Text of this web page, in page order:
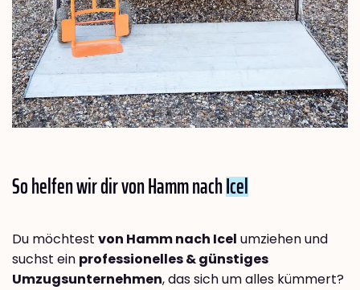
So helfen wir dir von Hamm nachIcel
Du möchtest von Hamm nach Icel umziehen und
suchst ein professionelles & günstiges
Umzugsunternehmen, das sich um alles kümmert?